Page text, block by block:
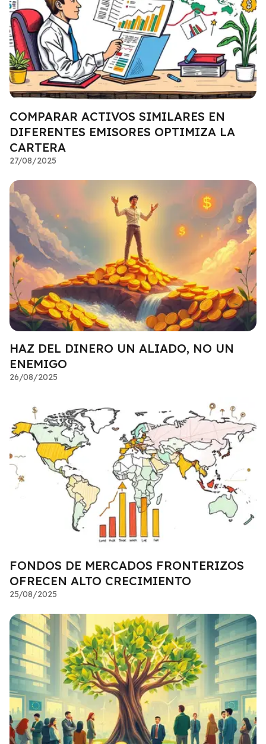
COMPARAR ACTIVOS SIMILARES EN
DIFERENTES EMISORES OPTIMIZA LA
CARTERA
27/08/2025
HAZ DEL DINERO UN ALIADO, NO UN
ENEMIGO
26/08/2025
FONDOS DE MERCADOS FRONTERIZOS
OFRECEN ALTO CRECIMIENTO
25/08/2025